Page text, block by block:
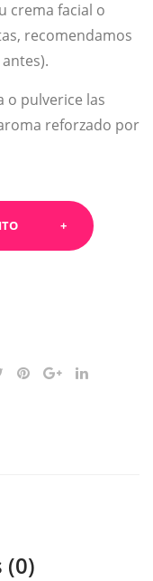
crema facial o
recomendamos
o pulverice las
reforzado por
(0)